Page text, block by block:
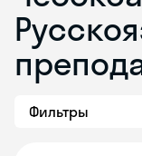
Фильтры